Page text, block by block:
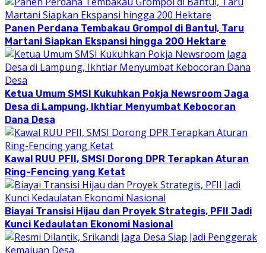
Panen Perdana Tembakau Grompol di Bantul, Taru
Martani Siapkan Ekspansi hingga 200 Hektare
Ketua Umum SMSI Kukuhkan Pokja Newsroom Jaga
Desa di Lampung, Ikhtiar Menyumbat Kebocoran
Dana Desa
Kawal RUU PFII, SMSI Dorong DPR Terapkan Aturan
Ring-Fencing yang Ketat
Biayai Transisi Hijau dan Proyek Strategis, PFII Jadi
Kunci Kedaulatan Ekonomi Nasional